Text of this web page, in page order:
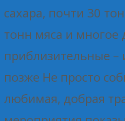
сахара, почти 30
тонн мяса и многое
приблизительные –
позже Не просто
любимая, добрая